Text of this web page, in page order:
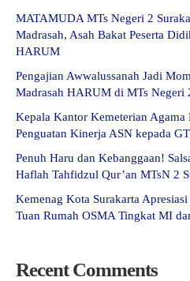
MATAMUDA MTs Negeri 2
Madrasah, Asah Bakat Peserta
HARUM
Pengajian Awwalussanah Jadi
Madrasah HARUM di MTs Negeri
Kepala Kantor Kemeterian Agama
Penguatan Kinerja ASN kepada
Penuh Haru dan Kebanggaan!
Haflah Tahfidzul Qur’an MTsN 2
Kemenag Kota Surakarta
Tuan Rumah OSMA Tingkat MI
Recent Comments